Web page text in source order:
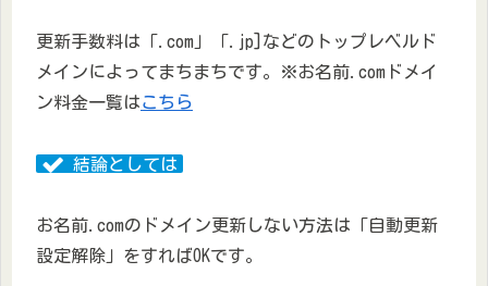
更新手数料は「.com」「.jp]などのトップレベルド
メインによってまちまちです。
※お名前.comドメイ
ン料金一覧はこちら
結論としては
お名前.comのドメイン更新しない方法は「自動更新
設定解除」をすればOKです。